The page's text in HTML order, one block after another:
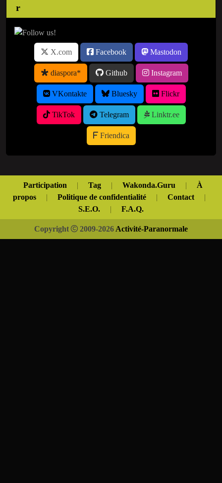
X.com Facebook Mastodon
diaspora* Github Instagram
VKontakte Bluesky Flickr
TikTok Telegram Linktr.ee
Friendica
Participation | Tag | Wakonda.Guru |
À
propos
| Politique de confidentialité | Contact
|
S.E.O.
| F.A.Q.
Copyright 2009-2026 Activité-Paranormale